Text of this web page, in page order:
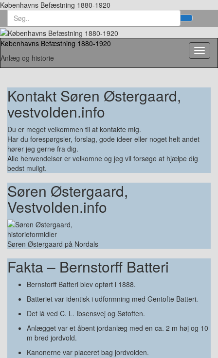
Københavns Befæstning 1880-1920
form
Search
for:
Københavns Befæstning 1880-1920
Anlæg og historie
Kontakt Søren Østergaard,
vestvolden.info
Du er meget velkommen til at kontakte mig.
Har du forespørgsler, forslag, gode ideer eller noget helt andet
hører jeg gerne fra dig.
Alle henvendelser er velkomne og jeg vil forsøge at hjælpe dig
bedst muligt.
Søren Østergaard,
Vestvolden.info
Søren Østergaard på Nordals
Fakta – Bernstorff Batteri
Bernstorff Batteri blev opført i 1888.
Batteriet var identisk i udformning med Gentofte Batteri.
Det lå ved C. L. Ibsensvej og Søtoften.
Anlægget var et åbent jordanlæg med en ca. 2 m høj og 10
m bred jordvold.
Kanonerne var placeret bag jordvolden.